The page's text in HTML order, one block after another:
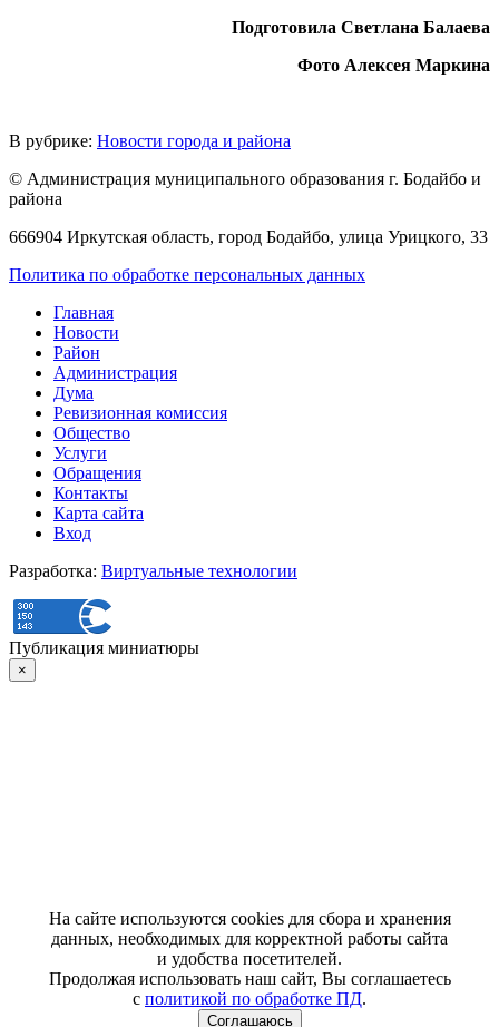
Подготовила Светлана Балаева
Фото Алексея Маркина
В рубрике: Новости города и района
© Администрация муниципального образования г. Бодайбо и
района
666904 Иркутская область, город Бодайбо, улица Урицкого, 33
Политика по обработке персональных данных
Главная
Новости
Район
Администрация
Дума
Ревизионная комиссия
Общество
Услуги
Обращения
Контакты
Карта сайта
Вход
Разработка: Виртуальные технологии
Публикация миниатюры
×
На сайте используются cookies для сбора и хранения
данных, необходимых для корректной работы сайта
и удобства посетителей.
Продолжая использовать наш сайт, Вы соглашаетесь
с политикой по обработке ПД.
Соглашаюсь